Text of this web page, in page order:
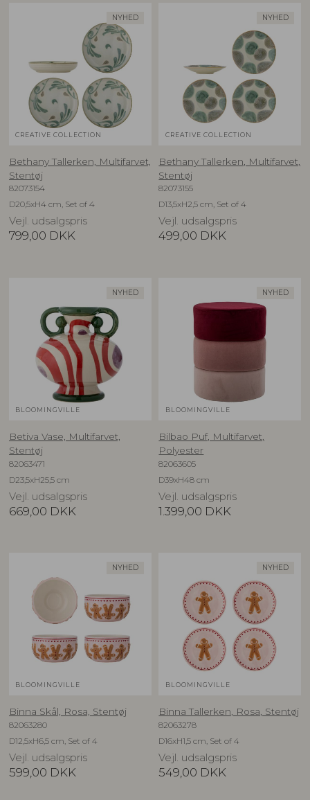
NYHED
CREATIVE COLLECTION
Bethany Tallerken, Multifarvet,
Stentøj
82073154
D20,5xH4 cm, Set of 4
Vejl. udsalgspris
799,00 DKK
NYHED
CREATIVE COLLECTION
Bethany Tallerken, Multifarvet,
Stentøj
82073155
D13,5xH2,5 cm, Set of 4
Vejl. udsalgspris
499,00 DKK
NYHED
BLOOMINGVILLE
Betiva Vase, Multifarvet,
Stentøj
82063471
D23,5xH25,5 cm
Vejl. udsalgspris
669,00 DKK
NYHED
BLOOMINGVILLE
Bilbao Puf, Multifarvet,
Polyester
82063605
D39xH48 cm
Vejl. udsalgspris
1.399,00 DKK
NYHED
BLOOMINGVILLE
Binna Skål, Rosa, Stentøj
82063280
D12,5xH6,5 cm, Set of 4
Vejl. udsalgspris
599,00 DKK
NYHED
BLOOMINGVILLE
Binna Tallerken, Rosa, Stentøj
82063278
D16xH1,5 cm, Set of 4
Vejl. udsalgspris
549,00 DKK